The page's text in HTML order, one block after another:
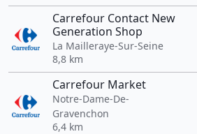
Carrefour Contact New
Generation Shop
La Mailleraye-Sur-Seine
8,8 km
Carrefour Market
Notre-Dame-De-
Gravenchon
6,4 km